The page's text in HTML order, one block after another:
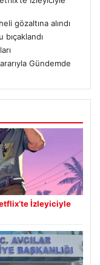
gözaltına alındı
Gündemde
İzleyiciyle